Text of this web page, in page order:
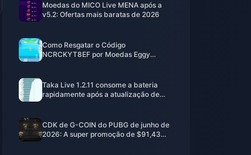
Moedas do MICO Live MENA após a
v5.2: Ofertas mais baratas de 2026
Como Resgatar o Código
NCRCKYT8EF por Moedas Eggy
Taka Live 1.2.11 consome a bateria
rapidamente após a atualização de
CDK de G-COIN do PUBG de junho de
2026: A super promoção de $91,43